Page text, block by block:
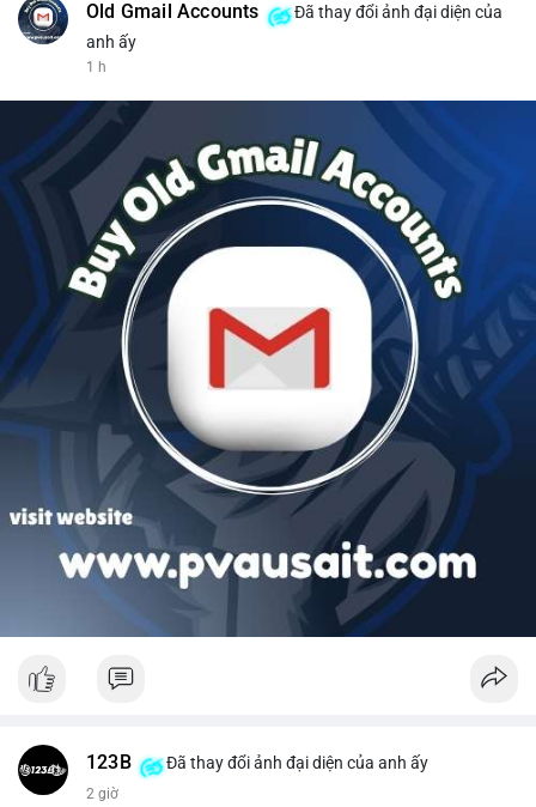
Old Gmail Accounts
Đã thay đổi ảnh đại diện của
anh ấy
1 h
123B Đã thay đổi ảnh đại diện của anh ấy
2 giờ